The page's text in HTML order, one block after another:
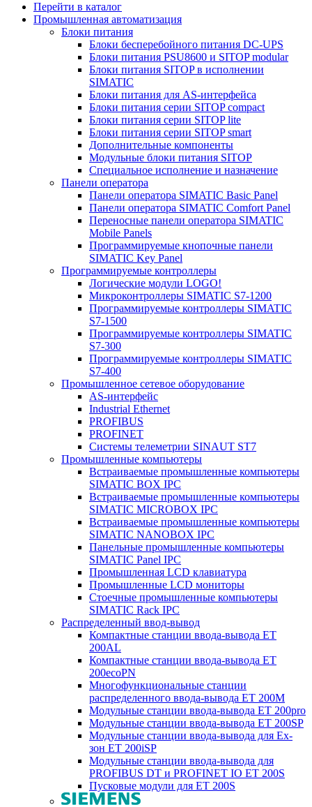
Перейти в каталог
Промышленная автоматизация
Блоки питания
Блоки бесперебойного питания DC-UPS
Блоки питания PSU8600 и SITOP modular
Блоки питания SITOP в исполнении
SIMATIC
Блоки питания для AS-интерфейса
Блоки питания серии SITOP compact
Блоки питания серии SITOP lite
Блоки питания серии SITOP smart
Дополнительные компоненты
Модульные блоки питания SITOP
Специальное исполнение и назначение
Панели оператора
Панели оператора SIMATIC Basic Panel
Панели оператора SIMATIC Comfort Panel
Переносные панели оператора SIMATIC
Mobile Panels
Программируемые кнопочные панели
SIMATIC Key Panel
Программируемые контроллеры
Логические модули LOGO!
Микроконтроллеры SIMATIC S7-1200
Программируемые контроллеры SIMATIC
S7-1500
Программируемые контроллеры SIMATIC
S7-300
Программируемые контроллеры SIMATIC
S7-400
Промышленное сетевое оборудование
AS-интерфейс
Industrial Ethernet
PROFIBUS
PROFINET
Системы телеметрии SINAUT ST7
Промышленные компьютеры
Встраиваемые промышленные компьютеры
SIMATIC BOX IPC
Встраиваемые промышленные компьютеры
SIMATIC MICROBOX IPC
Встраиваемые промышленные компьютеры
SIMATIC NANOBOX IPC
Панельные промышленные компьютеры
SIMATIC Panel IPC
Промышленная LCD клавиатура
Промышленные LCD мониторы
Стоечные промышленные компьютеры
SIMATIC Rack IPC
Распределенный ввод-вывод
Компактные станции ввода-вывода ET
200AL
Компактные станции ввода-вывода ET
200ecoPN
Многофункциональные станции
распределенного ввода-вывода ET 200M
Модульные станции ввода-вывода ET 200pro
Модульные станции ввода-вывода ET 200SP
Модульные станции ввода-вывода для Ex-
зон ET 200iSP
Модульные станции ввода-вывода для
PROFIBUS DT и PROFINET IO ET 200S
Пусковые модули для ET 200S